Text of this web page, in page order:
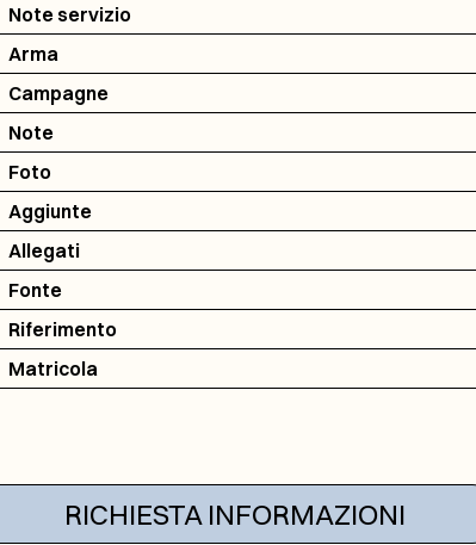
Note servizio
Arma
Campagne
Note
Foto
Aggiunte
Allegati
Fonte
Riferimento
Matricola
RICHIESTA INFORMAZIONI